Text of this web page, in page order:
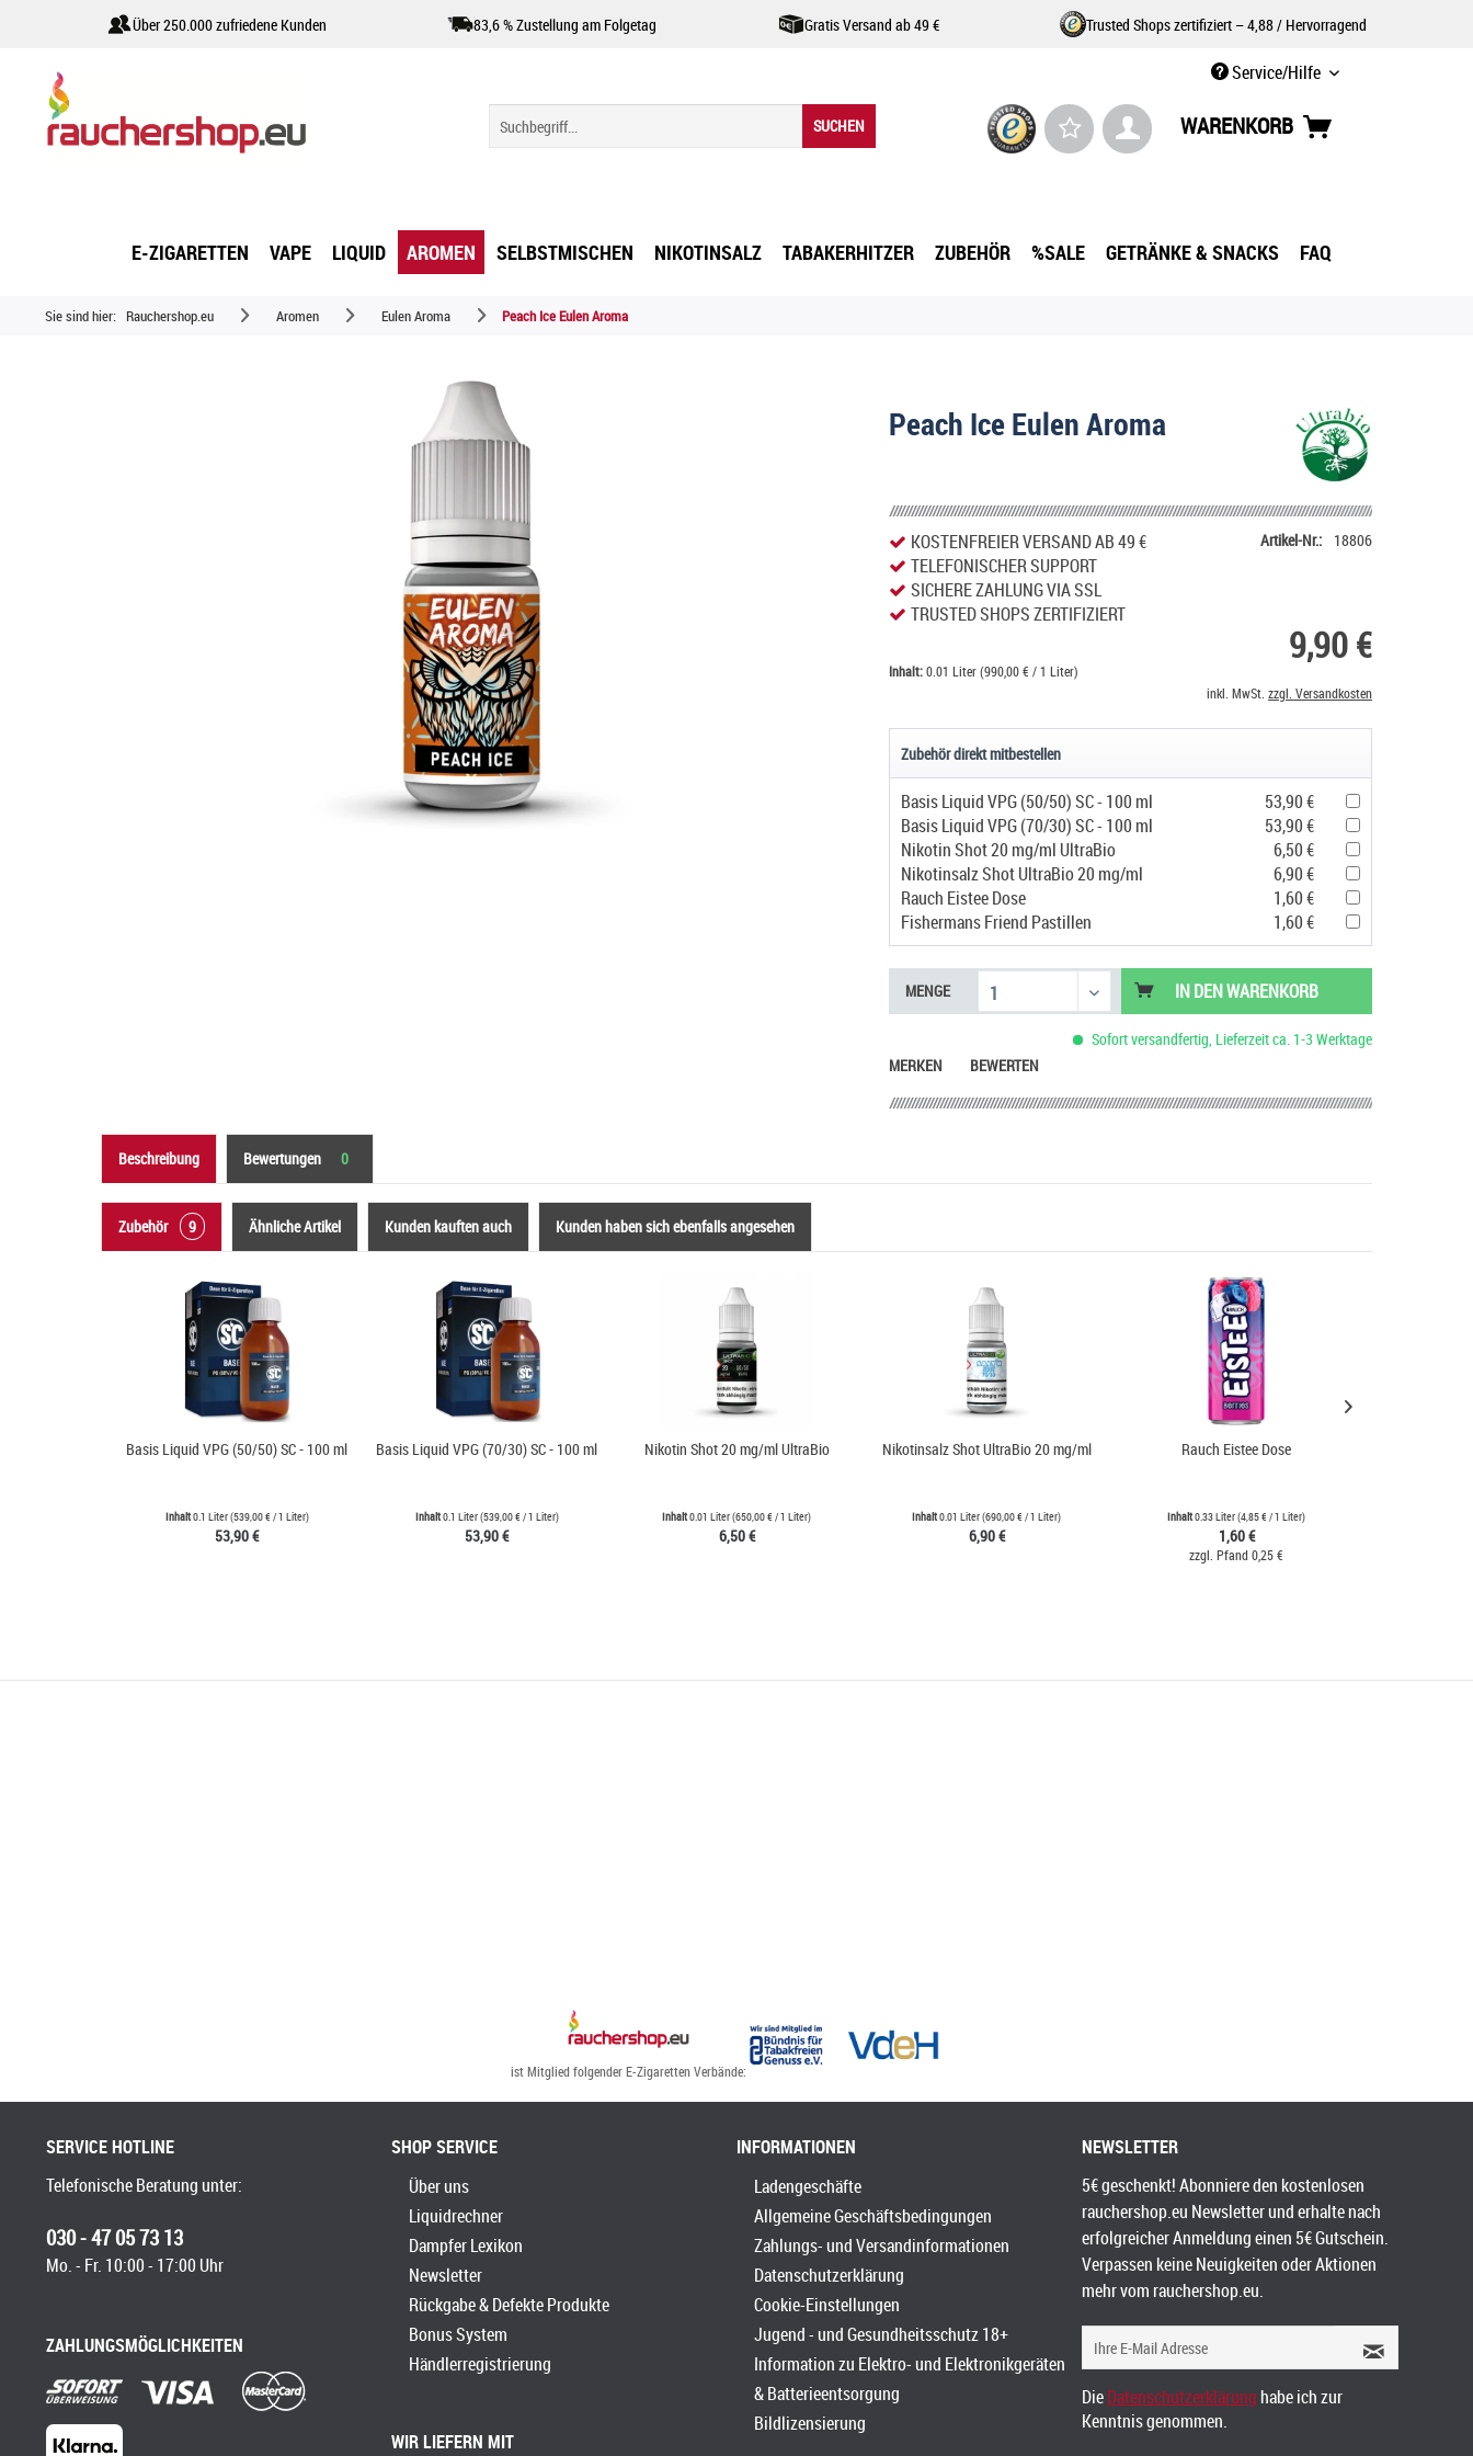
Über 250.000 zufriedene Kunden 83,6 % Zustellung am Folgetag Gratis Versand ab 49 € Trusted Shops zertifiziert – 4,88 / Hervorragend
Service/Hilfe
SUCHEN WARENKORB
E-ZIGARETTEN VAPE LIQUID AROMEN SELBSTMISCHEN NIKOTINSALZ TABAKERHITZER ZUBEHÖR %SALE GETRÄNKE & SNACKS FAQ
Sie sind hier: Rauchershop.eu Aromen Eulen Aroma Peach Ice Eulen Aroma
Peach Ice Eulen Aroma
KOSTENFREIER VERSAND AB 49 €
TELEFONISCHER SUPPORT
SICHERE ZAHLUNG VIA SSL
TRUSTED SHOPS ZERTIFIZIERT
Artikel-Nr.: 18806
9,90 €
Inhalt:0.01 Liter (990,00 € / 1 Liter)
inkl. MwSt. zzgl. Versandkosten
Zubehör direkt mitbestellen
Basis Liquid VPG (50/50) SC - 100 ml
53,90 €
Basis Liquid VPG (70/30) SC - 100 ml
53,90 €
Nikotin Shot 20 mg/ml UltraBio
6,50 €
Nikotinsalz Shot UltraBio 20 mg/ml
6,90 €
Rauch Eistee Dose
1,60 €
Fishermans Friend Pastillen
1,60 €
MENGE IN DENWARENKORB
Sofort versandfertig, Lieferzeit ca. 1-3 Werktage
MERKEN
BEWERTEN
Beschreibung Bewertungen 0
Zubehör 9 Ähnliche Artikel Kunden kauften auch Kunden haben sich ebenfalls angesehen
Basis Liquid VPG (50/50) SC - 100 ml
Inhalt0.1 Liter(539,00 € / 1 Liter)
53,90 €
Basis Liquid VPG (70/30) SC - 100 ml
Inhalt0.1 Liter(539,00 € / 1 Liter)
53,90 €
Nikotin Shot 20 mg/ml UltraBio
Inhalt0.01 Liter(650,00 € / 1 Liter)
6,50 €
Nikotinsalz Shot UltraBio 20 mg/ml
Inhalt0.01 Liter(690,00 € / 1 Liter)
6,90 €
Rauch Eistee Dose
Inhalt0.33 Liter(4,85 € / 1 Liter)
1,60 €
zzgl. Pfand 0,25 €
ist Mitglied folgender E-Zigaretten Verbände:
SERVICE HOTLINE
Telefonische Beratung unter:
030 - 47 05 73 13
Mo. - Fr. 10:00 - 17:00 Uhr
ZAHLUNGSMÖGLICHKEITEN
SHOP SERVICE
Über uns
Liquidrechner
Dampfer Lexikon
Newsletter
Rückgabe & Defekte Produkte
Bonus System
Händlerregistrierung
WIR LIEFERN MIT
INFORMATIONEN
Ladengeschäfte
Allgemeine Geschäftsbedingungen
Zahlungs- und Versandinformationen
Datenschutzerklärung
Cookie-Einstellungen
Jugend - und Gesundheitsschutz 18+
Information zu Elektro- und Elektronikgeräten
& Batterieentsorgung
Bildlizensierung
NEWSLETTER
5€ geschenkt! Abonniere den kostenlosen
rauchershop.eu Newsletter und erhalte nach
erfolgreicher Anmeldung einen 5€ Gutschein.
Verpassen keine Neuigkeiten oder Aktionen
mehr vom rauchershop.eu.
DieDatenschutzerklärung habe ich zur
Kenntnis genommen.